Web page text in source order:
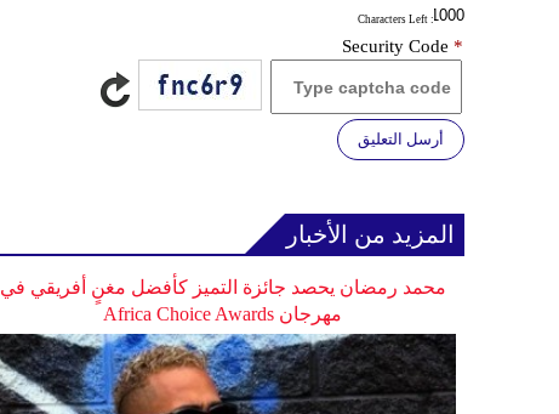
: Characters Left
Security Code *
أرسل التعليق
المزيد من الأخبار
محمد رمضان يحصد جائزة التميز كأفضل مغنٍ أفريقي في
مهرجان Africa Choice Awards